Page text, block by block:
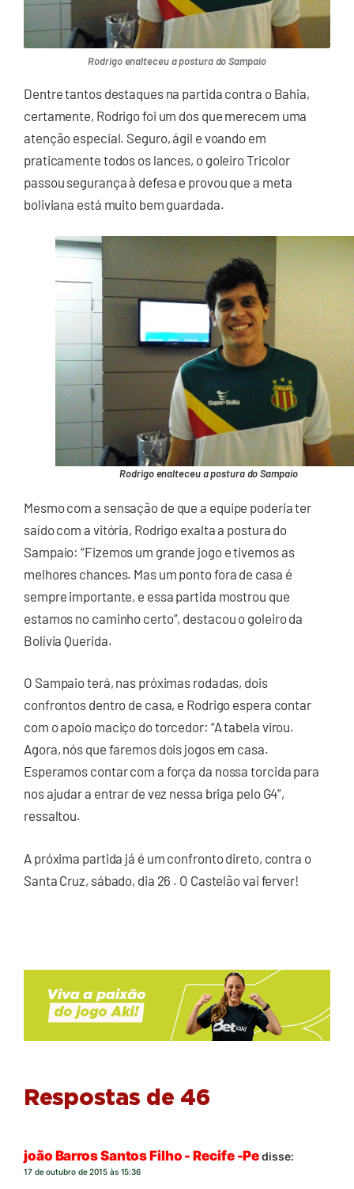
Rodrigo enalteceu a postura do Sampaio
Dentre tantos destaques na partida contra o Bahia,
certamente, Rodrigo foi um dos que merecem uma
atenção especial. Seguro, ágil e voando em
praticamente todos os lances, o goleiro Tricolor
passou segurança à defesa e provou que a meta
boliviana está muito bem guardada.
Rodrigo enalteceu a postura do Sampaio
Mesmo com a sensação de que a equipe poderia ter
saído com a vitória, Rodrigo exalta a postura do
Sampaio: “Fizemos um grande jogo e tivemos as
melhores chances. Mas um ponto fora de casa é
sempre importante, e essa partida mostrou que
estamos no caminho certo”, destacou o goleiro da
Bolívia Querida.
O Sampaio terá, nas próximas rodadas, dois
confrontos dentro de casa, e Rodrigo espera contar
com o apoio maciço do torcedor: “A tabela virou.
Agora, nós que faremos dois jogos em casa.
Esperamos contar com a força da nossa torcida para
nos ajudar a entrar de vez nessa briga pelo G4”,
ressaltou.
A próxima partida já é um confronto direto, contra o
Santa Cruz, sábado, dia 26 . O Castelão vai ferver!
Respostas de 46
joão Barros Santos Filho - Recife -Pedisse:
17 de outubro de 2015 às 15:36